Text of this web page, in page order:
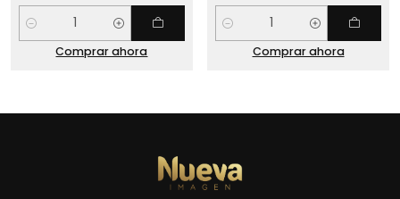
Cantidad
Comprar ahora
Cantidad
Comprar ahora